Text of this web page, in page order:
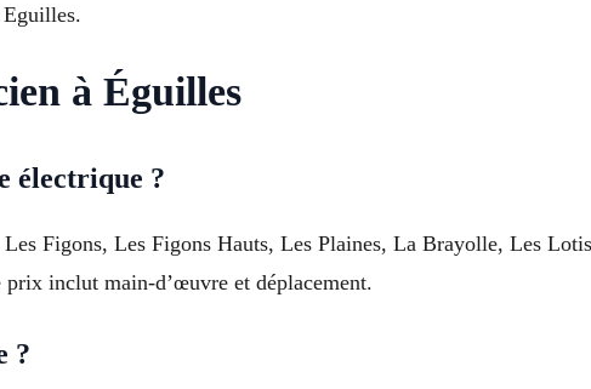
à Éguilles
électrique ?
Figons, Les Figons Hauts, Les Plaines, La Brayolle, Les
inclut main-d’œuvre et déplacement.
?